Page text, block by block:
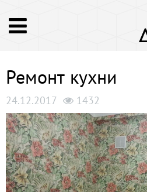
Ремонт кухни
24.12.2017 1432